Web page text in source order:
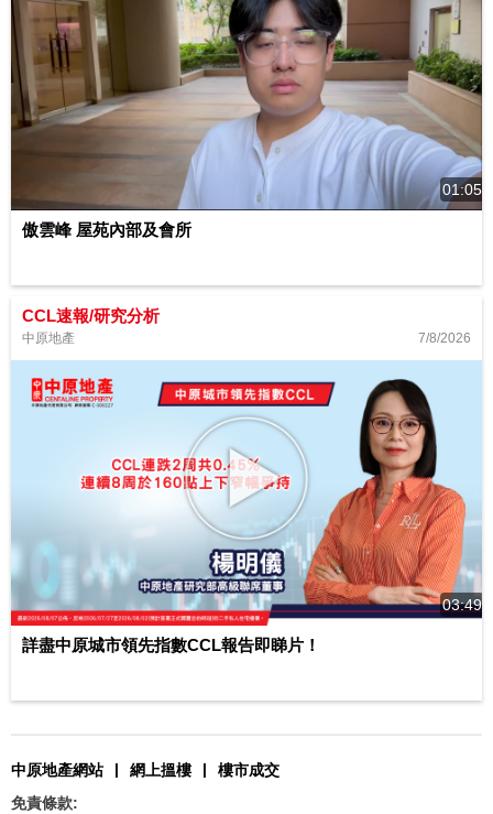
01:05
傲雲峰 屋苑內部及會所
CCL速報/研究分析
中原地產 7/8/2026
03:49
詳盡中原城市領先指數CCL報告即睇片！
中原地產網站 | 網上搵樓 |
樓市成交
免責條款: